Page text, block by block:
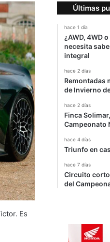
Es
Últimas
hace 1 día
¿AWD, 4WD
necesita
integral
hace 2 días
Remontadas
de Invierno
hace 2 días
Finca
Campeonato
hace 4 días
Triunfo en
hace 7 días
Circuito
del